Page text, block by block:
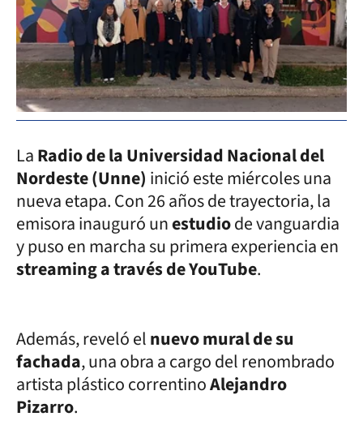
LaRadio de la Universidad Nacional del
Nordeste (Unne) inició este miércoles una
nueva etapa. Con 26 años de trayectoria, la
emisora inauguró unestudiode vanguardia
y puso en marcha su primera experiencia en
streaming a través de YouTube.
Además, reveló elnuevo mural de su
fachada, una obra a cargo del renombrado
artista plástico correntinoAlejandro
Pizarro.